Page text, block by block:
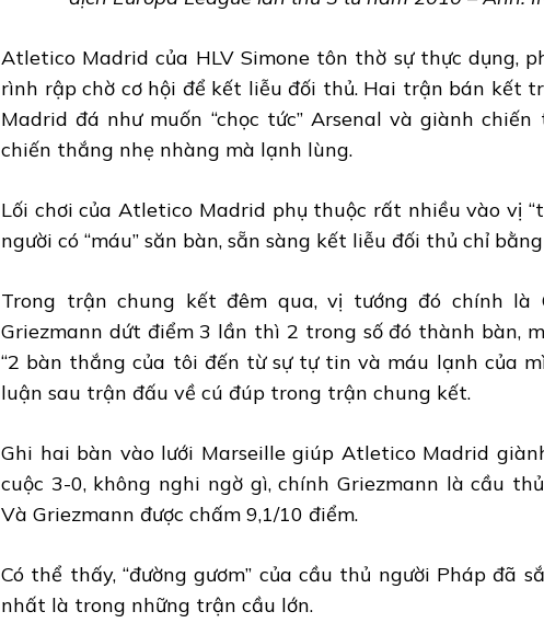
Atletico Madrid của HLV Simone tôn thờ sự thực dụng,
rình rập chờ cơ hội để kết liễu đối thủ. Hai trận bán kết
Madrid đá như muốn “chọc tức” Arsenal và giành
chiến thắng nhẹ nhàng mà lạnh lùng.
Lối chơi của Atletico Madrid phụ thuộc rất nhiều vào vị
người có “máu” săn bàn, sẵn sàng kết liễu đối thủ chỉ
Trong trận chung kết đêm qua, vị tướng đó chính là
Griezmann dứt điểm 3 lần thì 2 trong số đó thành bàn,
“2 bàn thắng của tôi đến từ sự tự tin và máu lạnh của
luận sau trận đấu về cú đúp trong trận chung kết.
Ghi hai bàn vào lưới Marseille giúp Atletico Madrid
cuộc 3-0, không nghi ngờ gì, chính Griezmann là cầu
Và Griezmann được chấm 9,1/10 điểm.
Có thể thấy, “đường gươm” của cầu thủ người Pháp đã
nhất là trong những trận cầu lớn.